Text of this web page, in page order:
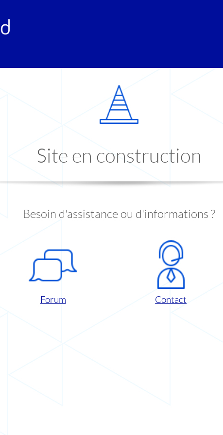
Site en construction
Besoin d'assistance ou d'informations ?
Forum Contact